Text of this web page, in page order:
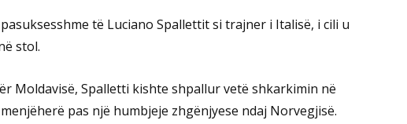
të Luciano Spallettit si trajner i Italisë, i cili u
stol.
Moldavisë, Spalletti kishte shpallur vetë shkarkimin në
pas një humbjeje zhgënjyese ndaj Norvegjisë.